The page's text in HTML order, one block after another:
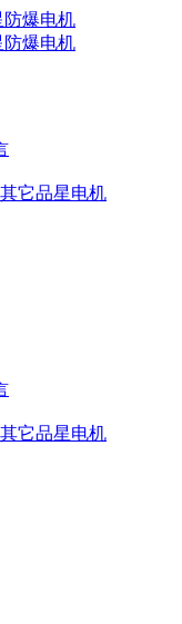
其它品星电机
其它品星电机